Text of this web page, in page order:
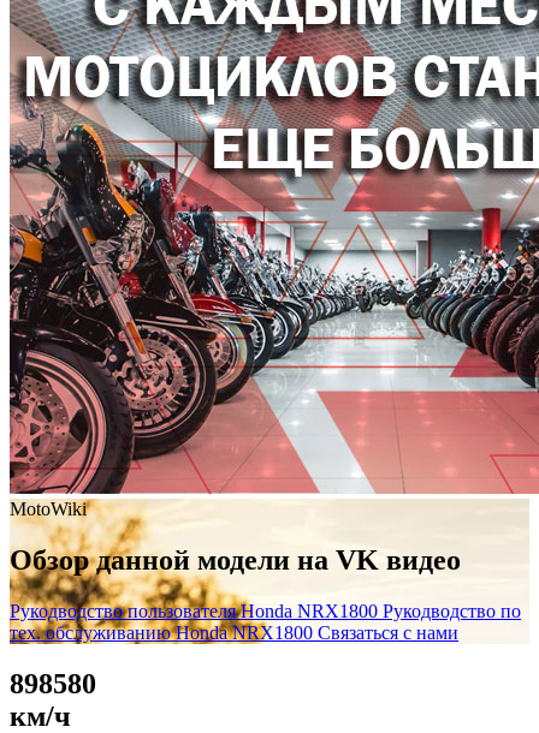
MotoWiki
Обзор данной модели на VK видео
Рукодводство пользователя Honda NRX1800 Рукодводство по
тех. обслуживанию Honda NRX1800 Связаться с нами
898580
км/ч